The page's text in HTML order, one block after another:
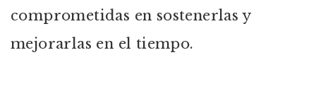
comprometidas en sostenerlas y
mejorarlas en el tiempo.